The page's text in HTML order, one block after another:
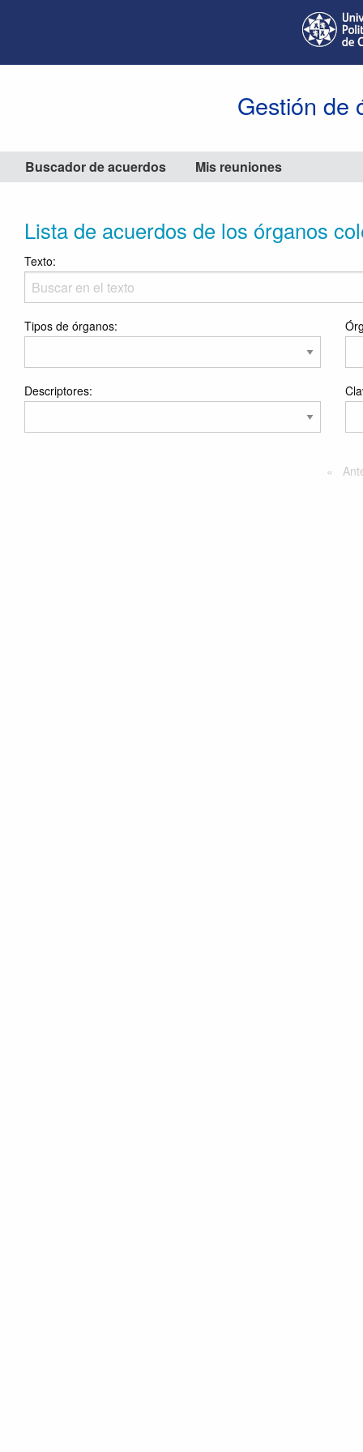
Gestión de
Buscador de acuerdos Mis reuniones
Lista de acuerdos de los órganos
Texto:
Tipos de órganos:
Descriptores: